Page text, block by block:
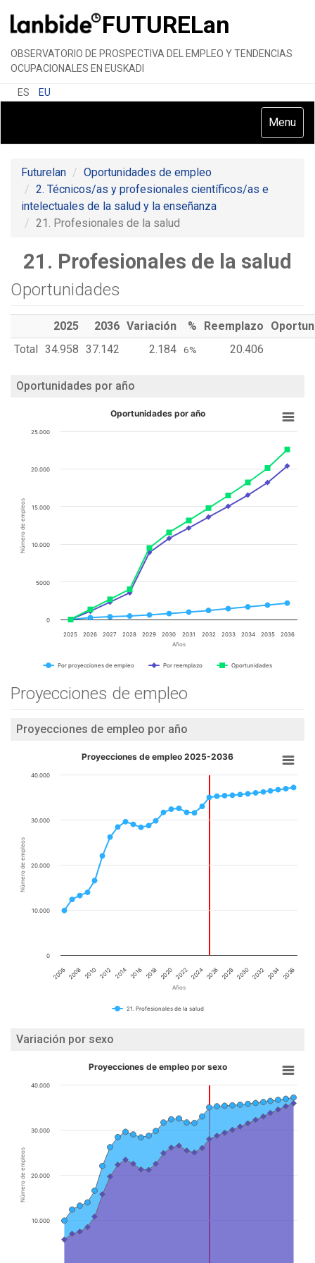
FUTURELan
OBSERVATORIO DE PROSPECTIVA DEL EMPLEO Y TENDENCIAS
OCUPACIONALES EN EUSKADI
ES EU
Toggle
Menu
Futurelan
Oportunidades de empleo
2. Técnicos/as y profesionales científicos/as e
intelectuales de la salud y la enseñanza
21. Profesionales de la salud
21. Profesionales de la salud
Oportunidades
2025 2036 Variación % Reemplazo
Total
34.958 37.142 2.184 6% 20.406
Oportunidades por año
Años
Número de empleos
Oportunidades por año
Por proyecciones de empleo Por reemplazo Oportunidades
2025 2026 2027 2028 2029 2030 2031 2032 2033 2034 2035 2036
0
5000
10.000
15.000
20.000
25.000
Proyecciones de empleo
Proyecciones de empleo por año
Años
Número de empleos
Proyecciones de empleo 2025-2036
21. Profesionales de la salud
2006 2008 2010 2012 2014 2016 2018 2020 2022 2024 2026 2028 2030 2032 2034 2036
0
10.000
20.000
30.000
40.000
Variación por sexo
Número de empleos
Proyecciones de empleo por sexo
10.000
20.000
30.000
40.000